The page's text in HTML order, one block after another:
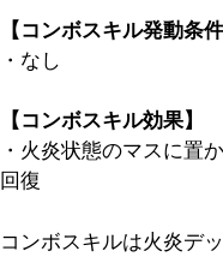
【コンボスキル発動条件
・なし
【コンボスキル効果】
・火炎状態のマスに置
回復
コンボスキルは火炎デ